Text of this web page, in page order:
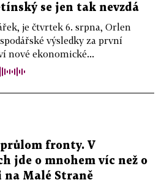
se jen tak nevzdá
je čtvrtek 6. srpna, Orlen
výsledky za první
nové ekonomické...
fronty. V
jde o mnohem víc než o
na Malé Straně